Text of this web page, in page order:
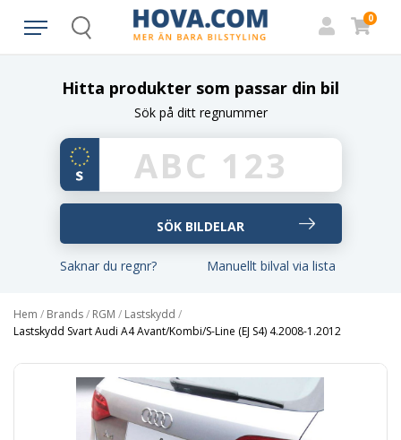
Search
0
Hitta produkter som passar din bil
Sök på ditt regnummer
Saknar du regnr? Manuellt bilval via lista
Hem / Brands/ RGM / Lastskydd /
Lastskydd Svart Audi A4 Avant/Kombi/S-Line (EJ S4) 4.2008-1.2012